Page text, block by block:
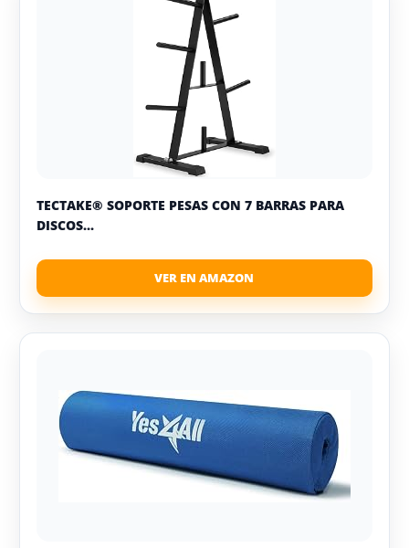
TECTAKE® SOPORTE PESAS CON 7 BARRAS PARA
DISCOS...